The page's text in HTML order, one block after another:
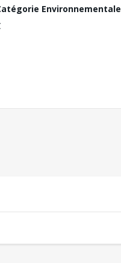
Environnementale